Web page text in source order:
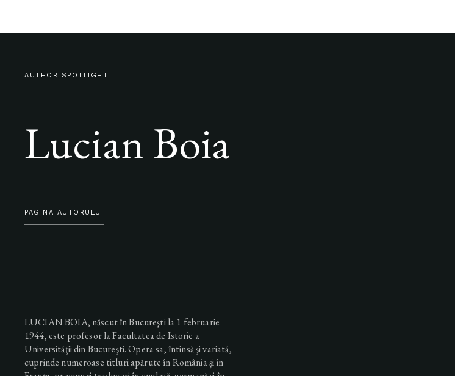
AUTHOR SPOTLIGHT
Lucian Boia
PAGINA AUTORULUI
LUCIAN BOIA, născut în Bucureşti la 1 februarie
1944, este profesor la Facultatea de Istorie a
Universităţii din Bucureşti. Opera sa, întinsă şi variată,
cuprinde numeroase titluri apărute în România şi în